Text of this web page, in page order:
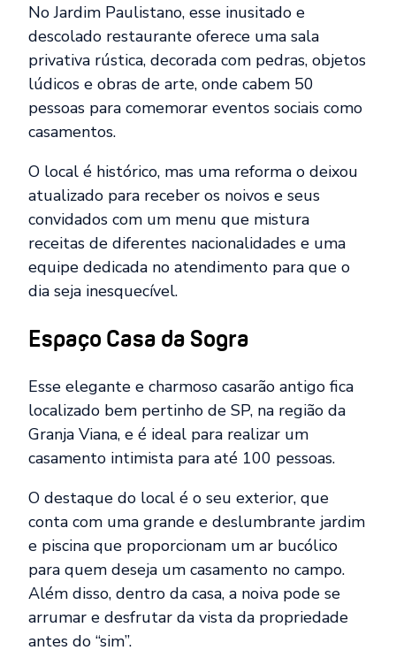
No Jardim Paulistano, esse inusitado e
descolado restaurante oferece uma sala
privativa rústica, decorada com pedras, objetos
lúdicos e obras de arte, onde cabem 50
pessoas para comemorar eventos sociais como
casamentos.
O local é histórico, mas uma reforma o deixou
atualizado para receber os noivos e seus
convidados com um menu que mistura
receitas de diferentes nacionalidades e uma
equipe dedicada no atendimento para que o
dia seja inesquecível.
Espaço Casa da Sogra
Esse elegante e charmoso casarão antigo fica
localizado bem pertinho de SP, na região da
Granja Viana, e é ideal para realizar um
casamento intimista para até 100 pessoas.
O destaque do local é o seu exterior, que
conta com uma grande e deslumbrante jardim
e piscina que proporcionam um ar bucólico
para quem deseja um casamento no campo.
Além disso, dentro da casa, a noiva pode se
arrumar e desfrutar da vista da propriedade
antes do “sim”.